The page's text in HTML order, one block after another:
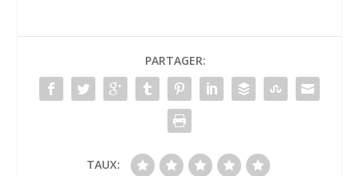
PARTAGER:
TAUX: